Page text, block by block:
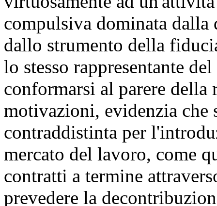
compulsiva dominata dalla
dallo strumento della
lo stesso rappresentante
conformarsi al parere della
motivazioni, evidenzia
contraddistinta per
mercato del lavoro, come
contratti a termine
prevedere la